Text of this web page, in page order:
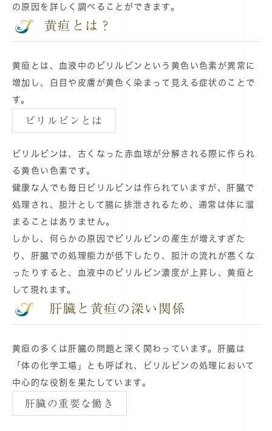
の原因を詳しく調べることができます。
黄疸とは？
黄疸とは、血液中のビリルビンという黄色い色素が異常に
増加し、白目や皮膚が黄色く染まって見える症状のことで
す。
ビリルビンとは
ビリルビンは、古くなった赤血球が分解される際に作られ
る黄色い色素です。
健康な人でも毎日ビリルビンは作られていますが、肝臓で
処理され、胆汁として腸に排泄されるため、通常は体に溜
まることはありません。
しかし、何らかの原因でビリルビンの産生が増えすぎた
り、肝臓での処理能力が低下したり、胆汁の流れが悪くな
ったりすると、血液中のビリルビン濃度が上昇し、黄疸と
して現れます。
肝臓と黄疸の深い関係
黄疸の多くは肝臓の問題と深く関わっています。肝臓は
「体の化学工場」とも呼ばれ、ビリルビンの処理において
中心的な役割を果たしています。
肝臓の重要な働き